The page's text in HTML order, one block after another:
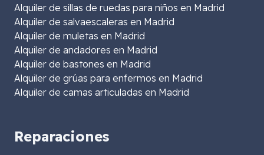
Alquiler de sillas de ruedas para niños en Madrid
Alquiler de salvaescaleras en Madrid
Alquiler de muletas en Madrid
Alquiler de andadores en Madrid
Alquiler de bastones en Madrid
Alquiler de grúas para enfermos en Madrid
Alquiler de camas articuladas en Madrid
Reparaciones